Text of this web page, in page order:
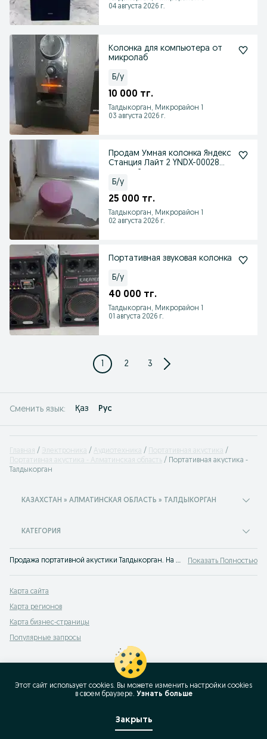
04 августа 2026 г.
Колонка для компьютера от
микролаб
Б/у
10 000 тг.
Талдыкорган, Микрорайон 1
03 августа 2026 г.
Продам Умная колонка Яндекс
Станция Лайт 2 YNDX-00028
Б/у
25 000 тг.
Талдыкорган, Микрорайон 1
02 августа 2026 г.
Портативная звуковая колонка
Б/у
40 000 тг.
Талдыкорган, Микрорайон 1
01 августа 2026 г.
1 2 3
Сменить язык: Қаз Рус
Главная Электроника Аудиотехника
Портативная акустика
Портативная акустика - Алматинская область
Портативная акустика -
Талдыкорган
КАЗАХСТАН » АЛМАТИНСКАЯ ОБЛАСТЬ » ТАЛДЫКОРГАН
КАТЕГОРИЯ
Продажа портативной акустики Талдыкорган. На сервисе объявлений OLX Казахстан легко и быстро можно купить портативную акустику б/у. Покупай лучшую аудиотехнику на OLX Талдыкорган Показать Полностью
Карта сайта
Карта регионов
Карта бизнес-страницы
Популярные запросы
Этот сайт использует cookies. Вы можете изменить настройки cookies
в своeм браузере. Узнать больше
Закрыть